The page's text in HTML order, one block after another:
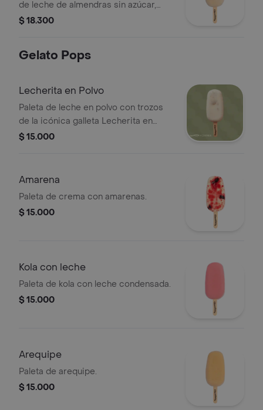
de leche de almendras sin azúcar,
endulzada con stevia, sin
$ 18.300
Gelato Pops
Lecherita en Polvo
Paleta de leche en polvo con trozos
de la icónica galleta Lecherita en
Polvo de Chunks, rellena de
$ 15.000
Amarena
Paleta de crema con amarenas.
$ 15.000
Kola con leche
Paleta de kola con leche condensada.
$ 15.000
Arequipe
Paleta de arequipe.
$ 15.000